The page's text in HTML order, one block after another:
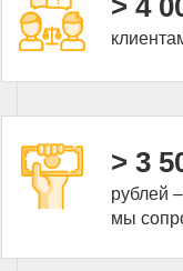
> 4
> 3
рублей
мы